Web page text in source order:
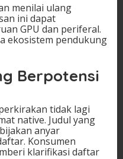
menilai ulang
ini dapat
GPU dan periferal.
ekosistem pendukung
Berpotensi
tidak lagi
native. Judul yang
anyar
Konsumen
klarifikasi daftar